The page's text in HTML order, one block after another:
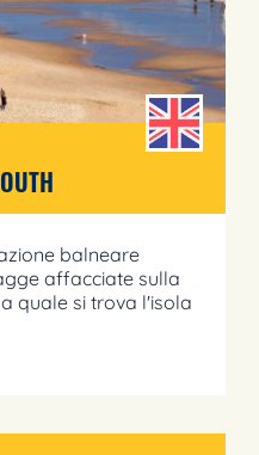
balneare
affacciate sulla
quale si trova l'isola